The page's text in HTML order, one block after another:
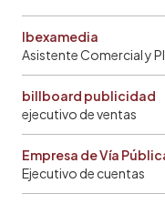
Ibexamedia
Asistente Comercial y
billboard publicidad
ejecutivo de ventas
Empresa de Vía
Ejecutivo de cuentas